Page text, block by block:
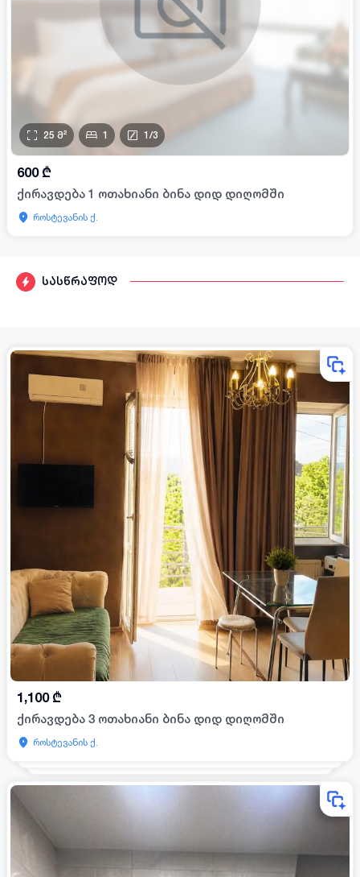
სასწრაფოდ
25 მ² 1 1 /3
600 ₾
ქირავდება 1 ოთახიანი ბინა დიდ დიღომში
როსტევანის ქ.
1,100 ₾
ქირავდება 3 ოთახიანი ბინა დიდ დიღომში
როსტევანის ქ.